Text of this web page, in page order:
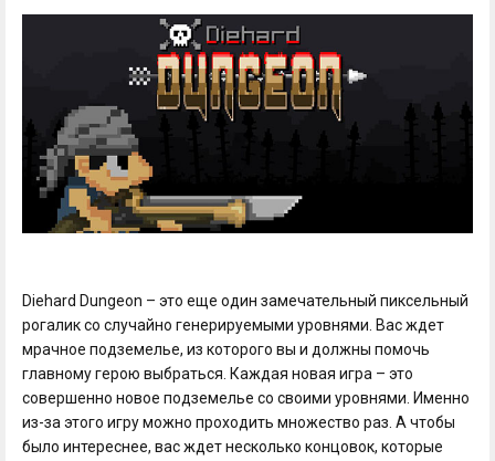
Diehard Dungeon – это еще один замечательный пиксельный
рогалик со случайно генерируемыми уровнями. Вас ждет
мрачное подземелье, из которого вы и должны помочь
главному герою выбраться. Каждая новая игра – это
совершенно новое подземелье со своими уровнями. Именно
из-за этого игру можно проходить множество раз. А чтобы
было интереснее, вас ждет несколько концовок, которые